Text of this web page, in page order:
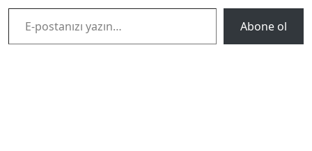
E-postanızı yazın…
Abone ol